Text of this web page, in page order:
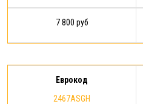
7 800 руб
Еврокод
2467ASGH